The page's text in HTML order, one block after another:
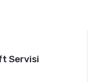
Servisi